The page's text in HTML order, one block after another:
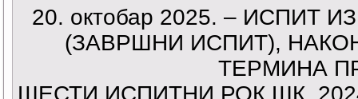
20. октобар 2025. – ИСПИТ
(ЗАВРШНИ ИСПИТ),
ТЕРМИНА